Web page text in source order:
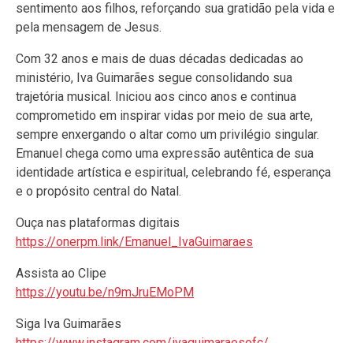
sentimento aos filhos, reforçando sua gratidão pela vida e
pela mensagem de Jesus.
Com 32 anos e mais de duas décadas dedicadas ao
ministério, Iva Guimarães segue consolidando sua
trajetória musical. Iniciou aos cinco anos e continua
comprometido em inspirar vidas por meio de sua arte,
sempre enxergando o altar como um privilégio singular.
Emanuel chega como uma expressão autêntica de sua
identidade artística e espiritual, celebrando fé, esperança
e o propósito central do Natal.
Ouça nas plataformas digitais
https://onerpm.link/Emanuel_IvaGuimaraes
Assista ao Clipe
https://youtu.be/n9mJruEMoPM
Siga Iva Guimarães